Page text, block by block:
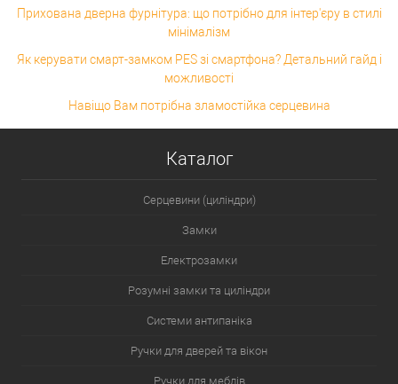
Прихована дверна фурнітура: що потрібно для інтер'єру в стилі
мінімалізм
Як керувати смарт-замком PES зі смартфона? Детальний гайд і
можливості
Навіщо Вам потрібна зламостійка серцевина
Каталог
Серцевини (циліндри)
Замки
Електрозамки
Розумні замки та циліндри
Системи антипаніка
Ручки для дверей та вікон
Ручки для меблів